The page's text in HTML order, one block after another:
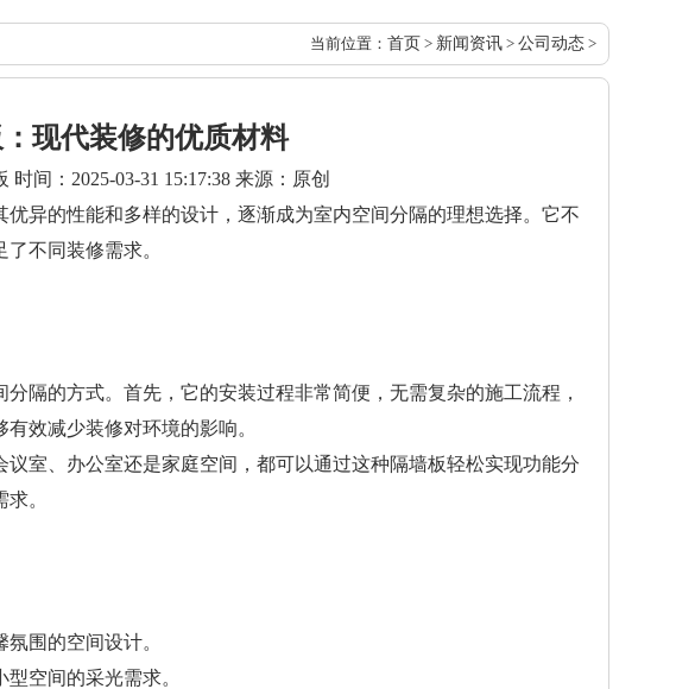
当前位置： 首页 > 新闻资讯 > 公司动态 >
现代装修的优质材料
间：2025-03-31 15:17:38 来源：原创
异的性能和多样的设计，逐渐成为室内空间分隔的理想选择。它不
不同装修需求。
隔的方式。首先，它的安装过程非常简便，无需复杂的施工流程，
效减少装修对环境的影响。
室、办公室还是家庭空间，都可以通过这种隔墙板轻松实现功能分
。
围的空间设计。
空间的采光需求。